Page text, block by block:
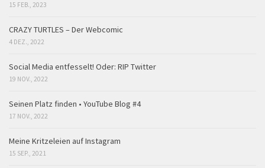
15 FEB., 2023
CRAZY TURTLES – Der Webcomic
4 DEZ., 2022
Social Media entfesselt! Oder: RIP Twitter
19 NOV., 2022
Seinen Platz finden • YouTube Blog #4
17 NOV., 2022
Meine Kritzeleien auf Instagram
15 SEP., 2021